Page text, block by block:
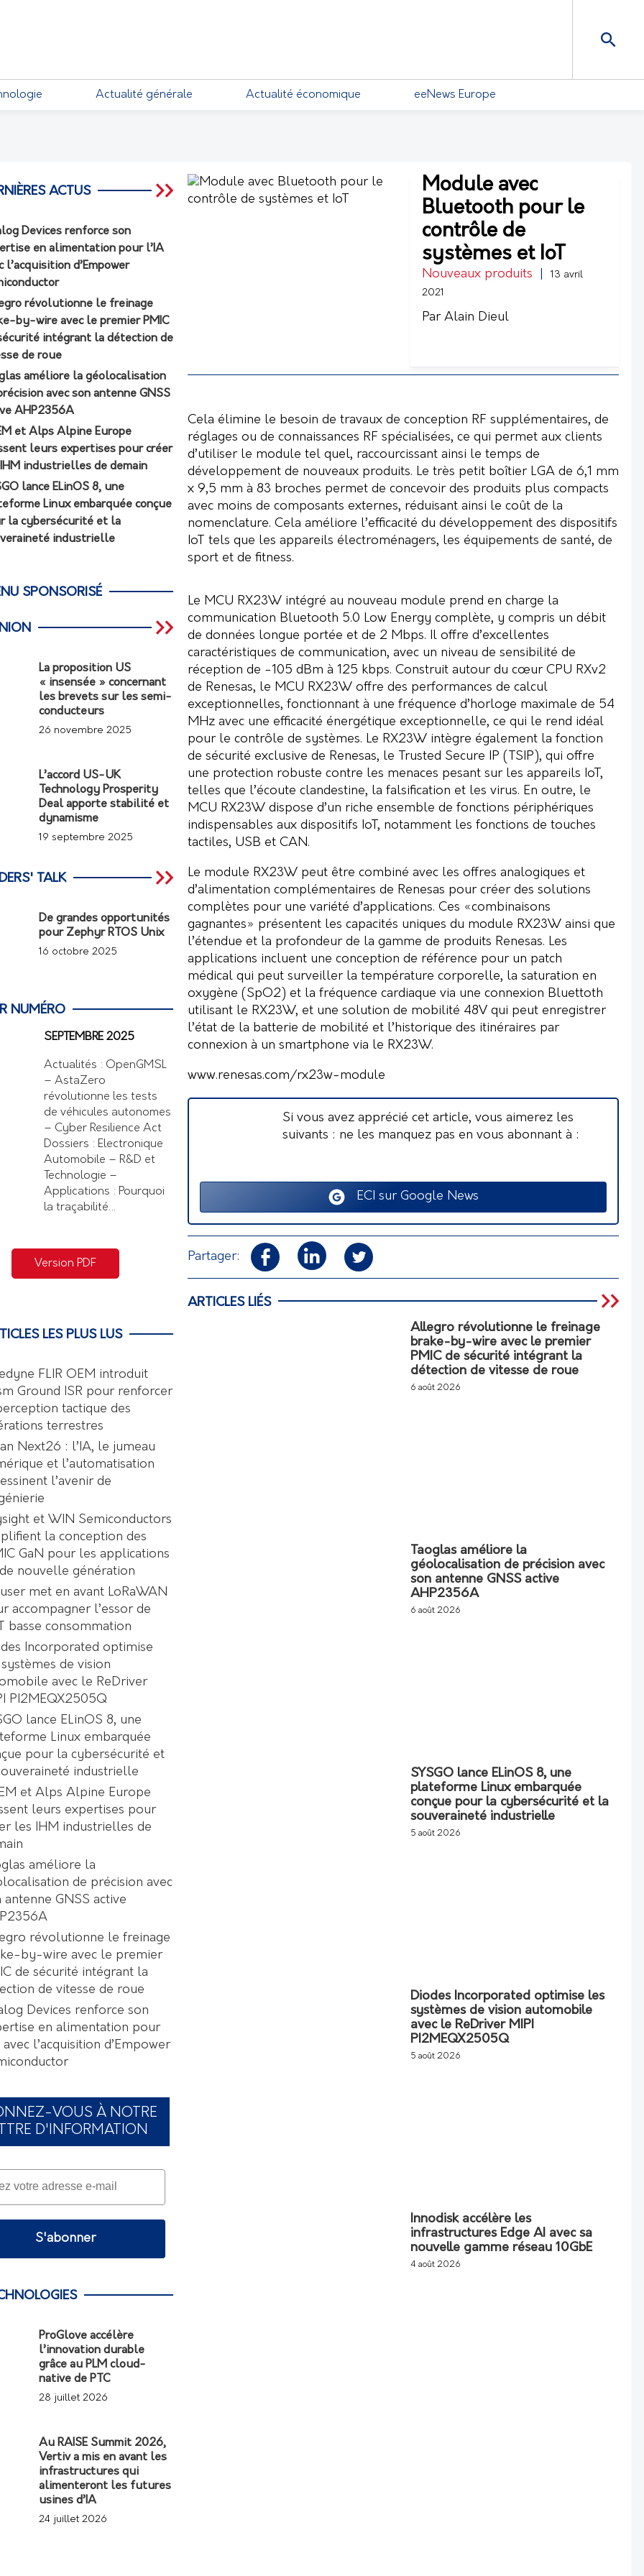
Actualité générale Actualité économique eeNews Europe
Module avec
Bluetooth pour le
contrôle de
systèmes et IoT
Nouveaux produits
13 avril
2021
Par Alain Dieul
Cela élimine le besoin de travaux de conception RF supplémentaires, de
réglages ou de connaissances RF spécialisées, ce qui permet aux clients
d’utiliser le module tel quel, raccourcissant ainsi le temps de
développement de nouveaux produits. Le très petit boîtier LGA de 6,1 mm
x 9,5 mm à 83 broches permet de concevoir des produits plus compacts
avec moins de composants externes, réduisant ainsi le coût de la
nomenclature. Cela améliore l’efficacité du développement des dispositifs
IoT tels que les appareils électroménagers, les équipements de santé, de
sport et de fitness.
Le MCU RX23W intégré au nouveau module prend en charge la
communication Bluetooth 5.0 Low Energy complète, y compris un débit
de données longue portée et de 2 Mbps. Il offre d’excellentes
caractéristiques de communication, avec un niveau de sensibilité de
réception de -105 dBm à 125 kbps. Construit autour du cœur CPU RXv2
de Renesas, le MCU RX23W offre des performances de calcul
exceptionnelles, fonctionnant à une fréquence d’horloge maximale de 54
MHz avec une efficacité énergétique exceptionnelle, ce qui le rend idéal
pour le contrôle de systèmes. Le RX23W intègre également la fonction
de sécurité exclusive de Renesas, le Trusted Secure IP (TSIP), qui offre
une protection robuste contre les menaces pesant sur les appareils IoT,
telles que l’écoute clandestine, la falsification et les virus. En outre, le
MCU RX23W dispose d’un riche ensemble de fonctions périphériques
indispensables aux dispositifs IoT, notamment les fonctions de touches
tactiles, USB et CAN.
Le module RX23W peut être combiné avec les offres analogiques et
d’alimentation complémentaires de Renesas pour créer des solutions
complètes pour une variété d’applications. Ces «combinaisons
gagnantes» présentent les capacités uniques du module RX23W ainsi que
l’étendue et la profondeur de la gamme de produits Renesas. Les
applications incluent une conception de référence pour un patch
médical qui peut surveiller la température corporelle, la saturation en
oxygène (SpO2) et la fréquence cardiaque via une connexion Bluettoth
utilisant le RX23W, et une solution de mobilité 48V qui peut enregistrer
l’état de la batterie de mobilité et l’historique des itinéraires par
connexion à un smartphone via le RX23W.
www.renesas.com/rx23w-module
Si vous avez apprécié cet article, vous aimerez les
suivants : ne les manquez pas en vous abonnant à :
ECI sur Google News
Partager:
ARTICLES LIÉS
Allegro révolutionne le freinage
brake-by-wire avec le premier
PMIC de sécurité intégrant la
détection de vitesse de roue
6 août 2026
Taoglas améliore la
géolocalisation de précision avec
son antenne GNSS active
AHP2356A
6 août 2026
SYSGO lance ELinOS 8, une
plateforme Linux embarquée
conçue pour la cybersécurité et la
souveraineté industrielle
5 août 2026
Diodes Incorporated optimise les
systèmes de vision automobile
avec le ReDriver MIPI
PI2MEQX2505Q
5 août 2026
Innodisk accélère les
infrastructures Edge AI avec sa
nouvelle gamme réseau 10GbE
4 août 2026
ACTUS
Devices renforce son
en alimentation pour l’IA
l’acquisition d’Empower
révolutionne le freinage
by-wire avec le premier PMIC
intégrant la détection de
de roue
améliore la géolocalisation
avec son antenne GNSS
AHP2356A
et Alps Alpine Europe
leurs expertises pour créer
industrielles de demain
lance ELinOS 8, une
Linux embarquée conçue
la cybersécurité et la
industrielle
SPONSORISÉ
La proposition US
« insensée » concernant
les brevets sur les semi-
conducteurs
26 novembre 2025
L’accord US-UK
Technology Prosperity
Deal apporte stabilité et
dynamisme
19 septembre 2025
TALK
De grandes opportunités
pour Zephyr RTOS Unix
16 octobre 2025
NUMÉRO
SEPTEMBRE 2025
Actualités : OpenGMSL
– AstaZero
révolutionne les tests
de véhicules autonomes
– Cyber Resilience Act
Dossiers : Electronique
Automobile – R&D et
Technologie –
Applications : Pourquoi
la traçabilité…
Version PDF
LES PLUS LUS
FLIR OEM introduit
Ground ISR pour renforcer
tactique des
terrestres
Next26 : l’IA, le jumeau
et l’automatisation
l’avenir de
et WIN Semiconductors
la conception des
GaN pour les applications
nouvelle génération
met en avant LoRaWAN
accompagner l’essor de
basse consommation
Incorporated optimise
de vision
avec le ReDriver
PI2MEQX2505Q
lance ELinOS 8, une
Linux embarquée
pour la cybersécurité et
industrielle
et Alps Alpine Europe
leurs expertises pour
les IHM industrielles de
améliore la
de précision avec
antenne GNSS active
révolutionne le freinage
by-wire avec le premier
de sécurité intégrant la
de vitesse de roue
Devices renforce son
en alimentation pour
avec l’acquisition d’Empower
VOUS À NOTRE
D'INFORMATION
S'abonner
ProGlove accélère
l’innovation durable
grâce au PLM cloud-
native de PTC
28 juillet 2026
Au RAISE Summit 2026,
Vertiv a mis en avant les
infrastructures qui
alimenteront les futures
usines d’IA
24 juillet 2026